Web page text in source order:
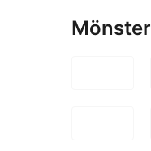
Mönster